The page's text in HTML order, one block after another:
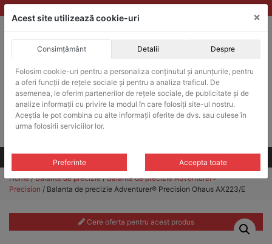
Skip
to
ACHIZITII PUBLICE
Produsele pot fi achizitionate si in sistemul SEAP / SICAP
Products
search
CAUTARE
Toate produsele
Home/Balante de precizie/Balante de precizie Adventurer®
Precision / Balanta de precizie Adventurer® Precision Ohaus AX223/E
Cere oferta pentru acest produs
Acest site utilizează cookie-uri ×
Consimțământ Detalii Despre
Folosim cookie-uri pentru a personaliza conținutul și anunțurile, pentru
a oferi funcții de rețele sociale și pentru a analiza traficul. De
asemenea, le oferim partenerilor de rețele sociale, de publicitate și de
analize informații cu privire la modul în care folosiți site-ul nostru.
Aceștia le pot combina cu alte informații oferite de dvs. sau culese în
urma folosirii serviciilor lor.
Preferinte Accepta toate